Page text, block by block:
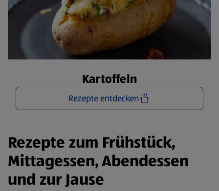
Kartoffeln
Rezepte entdecken
Rezepte zum Frühstück,
Mittagessen, Abendessen
und zur Jause